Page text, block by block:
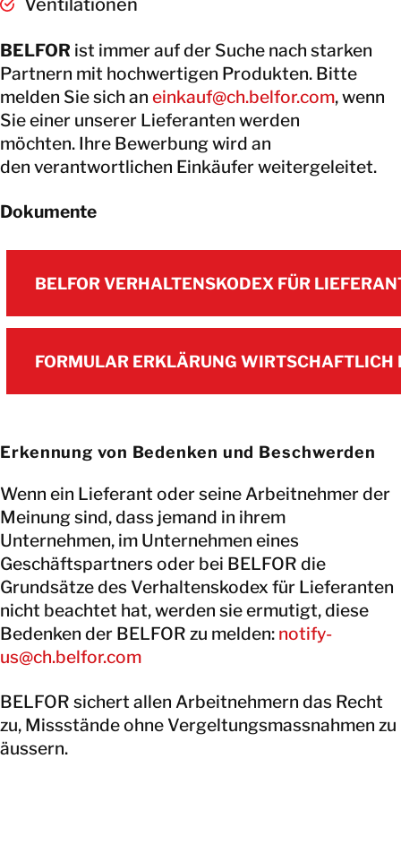
BELFOR ist immer auf der Suche nach starken
Partnern mit hochwertigen Produkten. Bitte
melden Sie sich an einkauf@ch.belfor.com, wenn
Sie einer unserer Lieferanten werden
möchten. Ihre Bewerbung wird an
den verantwortlichen Einkäufer weitergeleitet.
Dokumente
BELFOR VERHALTENSKODEX FÜR
BELFOR VERHALTENSKODEX FÜR
FORMULAR ERKLÄRUNG WIRTSCHAFTLICH
Erkennung von Bedenken und Beschwerden
Wenn ein Lieferant oder seine Arbeitnehmer der
Meinung sind, dass jemand in ihrem
Unternehmen, im Unternehmen eines
Geschäftspartners oder bei BELFOR die
Grundsätze des Verhaltenskodex für Lieferanten
nicht beachtet hat, werden sie ermutigt, diese
Bedenken der BELFOR zu melden: notify-
us@ch.belfor.com
BELFOR sichert allen Arbeitnehmern das Recht
zu, Missstände ohne Vergeltungsmassnahmen zu
äussern.